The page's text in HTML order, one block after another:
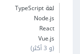
لغة TypeScript
Node.js
React
Vue.js
(و 3 أكثر)